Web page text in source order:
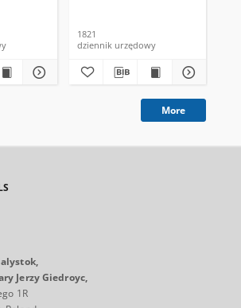
1821
dziennik urzędowy
More
Jerzy Giedroyc,
1R